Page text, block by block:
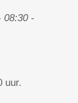
08:30 -
uur.